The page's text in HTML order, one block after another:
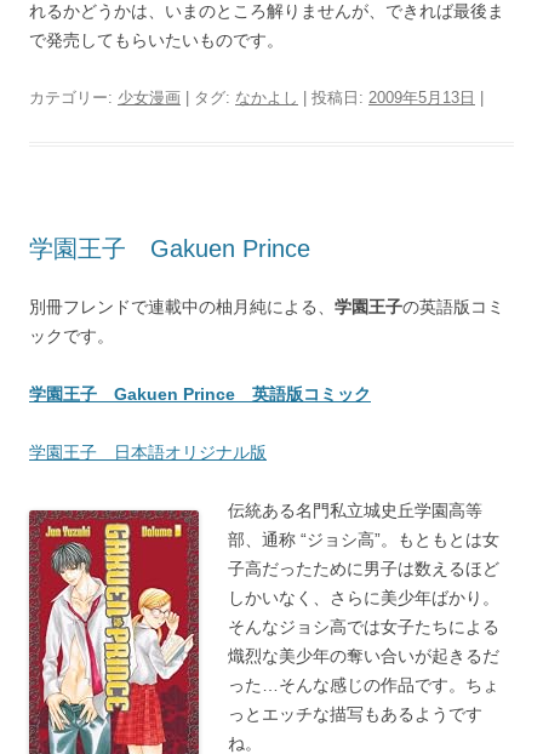
れるかどうかは、いまのところ解りませんが、できれば最後ま
で発売してもらいたいものです。
カテゴリー: 少女漫画 | タグ: なかよし | 投稿日: 2009年5月13日
学園王子 Gakuen Prince
別冊フレンドで連載中の柚月純による、 学園王子の英語版コミ
ックです。
学園王子 Gakuen Prince 英語版コミック
学園王子 日本語オリジナル版
伝統ある名門私立城史丘学園高等
部、通称 “ジョシ高”。もともとは女
子高だったために男子は数えるほど
しかいなく、さらに美少年ばかり。
そんなジョシ高では女子たちによる
熾烈な美少年の奪い合いが起きるだ
った…そんな感じの作品です。ちょ
っとエッチな描写もあるようです
ね。